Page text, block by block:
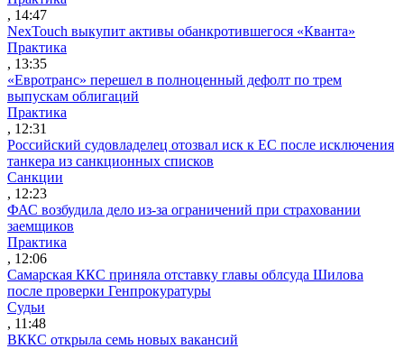
, 14:47
NexTouch выкупит активы обанкротившегося «Кванта»
Практика
, 13:35
«Евротранс» перешел в полноценный дефолт по трем
выпускам облигаций
Практика
, 12:31
Российский судовладелец отозвал иск к ЕС после исключения
танкера из санкционных списков
Санкции
, 12:23
ФАС возбудила дело из-за ограничений при страховании
заемщиков
Практика
, 12:06
Самарская ККС приняла отставку главы облсуда Шилова
после проверки Генпрокуратуры
Судьи
, 11:48
ВККС открыла семь новых вакансий